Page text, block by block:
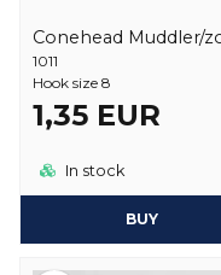
1011
Hook size 8
1,35 EUR
In stock
BUY